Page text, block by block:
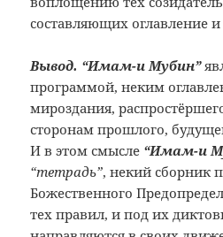
составляющих оглавление
Вывод. “Имам-и Мубин”
программой, неким
мироздания,
сторонам прошлого,
И в этом смысле “Имам-и
“тетрадь”, некий сборник
Божественного
тех правил, и под их